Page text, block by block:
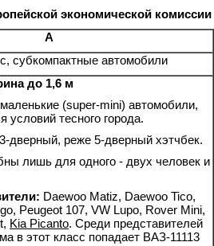
экономической комиссии
A
субкомпактные автомобили
до 1,6 м
(super-mini) автомобили,
условий тесного города.
дверный, реже 5-дверный хэтчбек.
лишь для одного - двух человек и
Daewoo Matiz, Daewoo Tico,
Peugeot 107, VW Lupo, Rover Mini,
Kia Picanto. Среди представителей
в этот класс попадает ВАЗ-11113